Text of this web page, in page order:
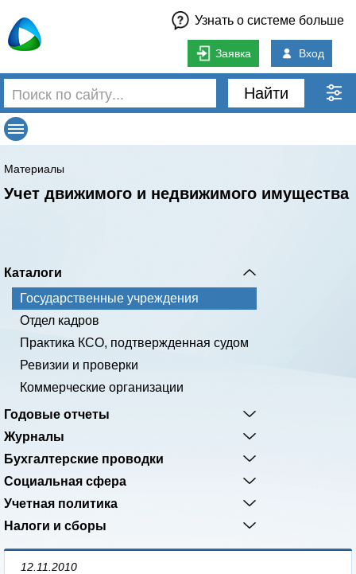
Узнать о системе больше
Заявка Вход
Найти
Материалы
Учет движимого и недвижимого имущества
Каталоги
Государственные учреждения
Отдел кадров
Практика КСО, подтвержденная судом
Ревизии и проверки
Коммерческие организации
Годовые отчеты
Журналы
Бухгалтерские проводки
Социальная сфера
Учетная политика
Налоги и сборы
12.11.2010